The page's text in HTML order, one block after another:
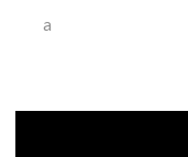
a